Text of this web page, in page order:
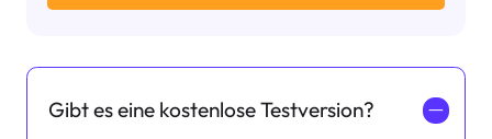
Gibt es eine kostenlose Testversion? 一